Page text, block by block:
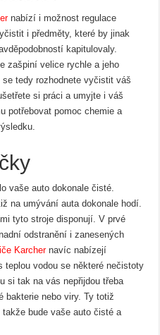
nabízí i možnost regulace
i předměty, které by jinak
kapitulovaly.
zašpiní velice rychle a jeho
tedy rozhodnete vyčistit váš
si práci a umyjte i váš
potřebovat pomoc chemie a
vaše auto dokonale čisté.
na umývání auta dokonale hodí.
tyto stroje disponují. V prvé
odstranění i zanesených
Karchernavíc nabízejí
teplou vodou se některé nečistoty
si tak na vás nepřijdou třeba
bakterie nebo viry. Ty totiž
bude vaše auto čisté a